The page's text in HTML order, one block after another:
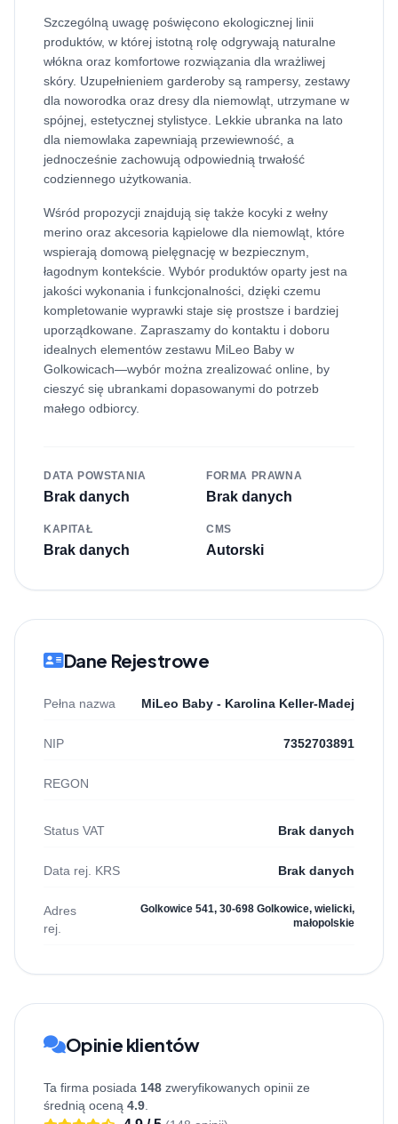
Szczególną uwagę poświęcono ekologicznej linii
produktów, w której istotną rolę odgrywają naturalne
włókna oraz komfortowe rozwiązania dla wrażliwej
skóry. Uzupełnieniem garderoby są rampersy, zestawy
dla noworodka oraz dresy dla niemowląt, utrzymane w
spójnej, estetycznej stylistyce. Lekkie ubranka na lato
dla niemowlaka zapewniają przewiewność, a
jednocześnie zachowują odpowiednią trwałość
codziennego użytkowania.
Wśród propozycji znajdują się także kocyki z wełny
merino oraz akcesoria kąpielowe dla niemowląt, które
wspierają domową pielęgnację w bezpiecznym,
łagodnym kontekście. Wybór produktów oparty jest na
jakości wykonania i funkcjonalności, dzięki czemu
kompletowanie wyprawki staje się prostsze i bardziej
uporządkowane. Zapraszamy do kontaktu i doboru
idealnych elementów zestawu MiLeo Baby w
Golkowicach—wybór można zrealizować online, by
cieszyć się ubrankami dopasowanymi do potrzeb
małego odbiorcy.
DATA POWSTANIA
Brak danych
FORMA PRAWNA
Brak danych
KAPITAŁ
Brak danych
CMS
Autorski
Dane Rejestrowe
Pełna nazwa MiLeo Baby - Karolina Keller-Madej
NIP 7352703891
REGON
Status VAT Brak danych
Data rej. KRS Brak danych
Adres
rej.
Golkowice 541, 30-698 Golkowice, wielicki,
małopolskie
Opinie klientów
Ta firma posiada 148 zweryfikowanych opinii ze
średnią oceną 4.9